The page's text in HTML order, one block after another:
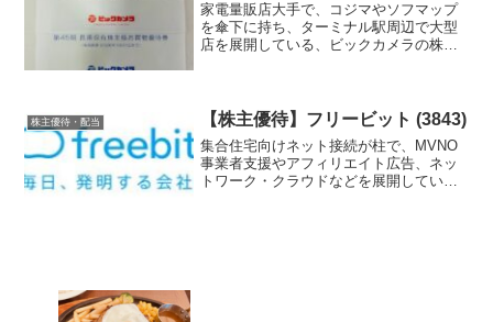
家電量販店大手で、コジマやソフマップ
を傘下に持ち、ターミナル駅周辺で大型
店を展開している、ビックカメラの株主
株主優待・配当 【株主優待】フリービット (3843)
集合住宅向けネット接続が柱で、MVNO
事業者支援やアフィリエイト広告、ネッ
トワーク・クラウドなどを展開してい